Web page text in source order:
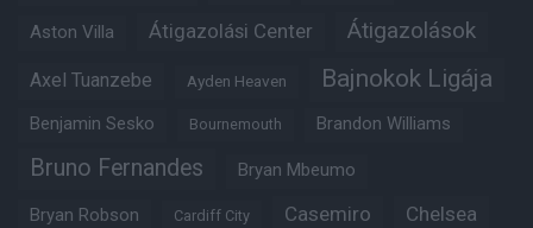
Aston Villa Átigazolási Center Átigazolások
Axel Tuanzebe Ayden Heaven Bajnokok Ligája
Benjamin Sesko Bournemouth Brandon Williams
Bruno Fernandes Bryan Mbeumo
Bryan Robson Cardiff City Casemiro Chelsea